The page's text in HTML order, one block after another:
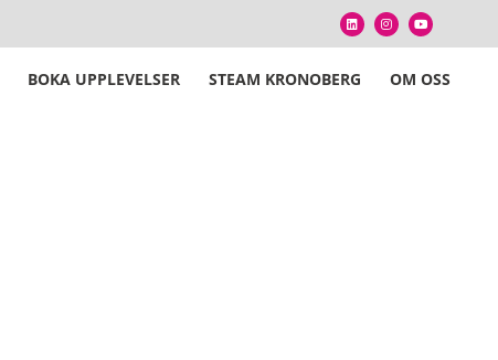
BOKA UPPLEVELSER STEAM KRONOBERG OM OSS